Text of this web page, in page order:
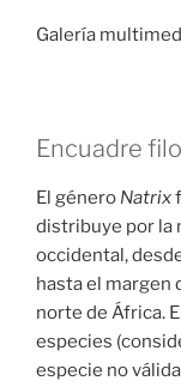
Galería
Encuadre
El género Natrix
distribuye por la
occidental,
hasta el margen
norte de África.
especies
especie no